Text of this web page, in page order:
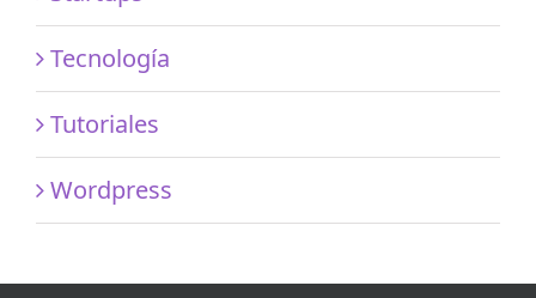
Tecnología
Tutoriales
Wordpress